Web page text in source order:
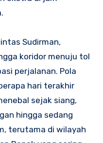
Sudirman,
koridor menuju tol
perjalanan. Pola
hari terakhir
sejak siang,
hingga sedang
terutama di wilayah